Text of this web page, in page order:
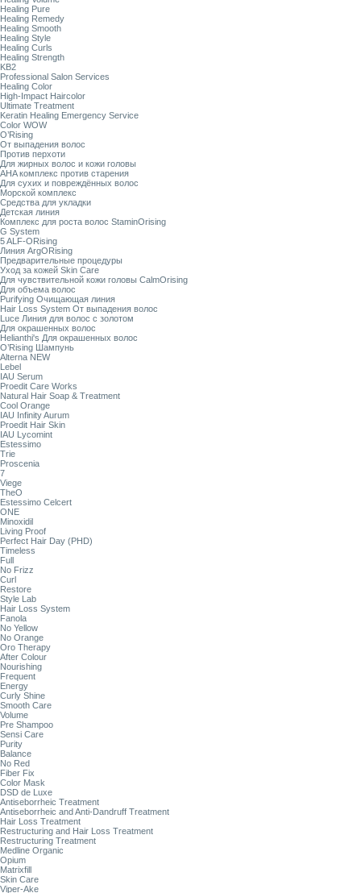
Healing Pure
Healing Remedy
Healing Smooth
Healing Style
Healing Curls
Healing Strength
KB2
Professional Salon Services
Healing Color
High-Impact Haircolor
Ultimate Treatment
Keratin Healing Emergency Service
Color WOW
O’Rising
От выпадения волос
Против перхоти
Для жирных волос и кожи головы
AHA комплекс против старения
Для сухих и повреждённых волос
Морской комплекс
Средства для укладки
Детская линия
Комплекс для роста волос StaminOrising
G System
5 ALF-ORising
Линия ArgORising
Предварительные процедуры
Уход за кожей Skin Care
Для чувствительной кожи головы CalmOrising
Для объема волос
Purifying Очищающая линия
Hair Loss System От выпадения волос
Luce Линия для волос с золотом
Для окрашенных волос
Helianthi's Для окрашенных волос
O’Rising Шампунь
Alterna NEW
Lebel
IAU Serum
Proedit Care Works
Natural Hair Soap & Treatment
Cool Orange
IAU Infinity Aurum
Proedit Hair Skin
IAU Lycomint
Estessimo
Trie
Proscenia
7
Viege
TheO
Estessimo Celcert
ONE
Minoxidil
Living Proof
Perfect Hair Day (PHD)
Timeless
Full
No Frizz
Curl
Restore
Style Lab
Hair Loss System
Fanola
No Yellow
No Orange
Oro Therapy
After Colour
Nourishing
Frequent
Energy
Curly Shine
Smooth Care
Volume
Pre Shampoo
Sensi Care
Purity
Balance
No Red
Fiber Fix
Color Mask
DSD de Luxe
Antiseborrheic Treatment
Antiseborrheic and Anti-Dandruff Treatment
Hair Loss Treatment
Restructuring and Hair Loss Treatment
Restructuring Treatment
Medline Organic
Opium
Matrixfill
Skin Care
Viper-Ake